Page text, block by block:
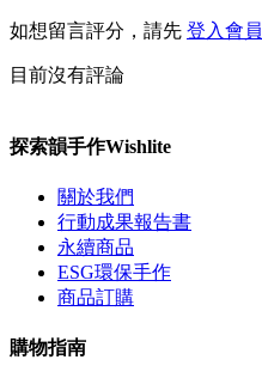
如想留言評分，請先 登入會員
目前沒有評論
探索韻手作Wishlite
關於我們
行動成果報告書
永續商品
ESG環保手作
商品訂購
購物指南